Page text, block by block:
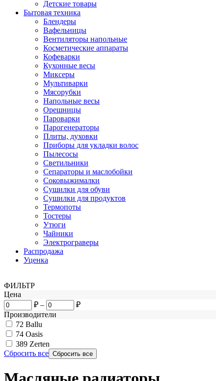
Детские товары
Бытовая техника
Блендеры
Вафельницы
Вентиляторы напольные
Косметические аппараты
Кофеварки
Кухонные весы
Миксеры
Мультиварки
Мясорубки
Напольные весы
Орешницы
Пароварки
Парогенераторы
Плиты, духовки
Приборы для укладки волос
Пылесосы
Светильники
Сепараторы и маслобойки
Соковыжималки
Сушилки для обуви
Сушилки для продуктов
Термопоты
Тостеры
Утюги
Чайники
Электрограверы
Распродажа
Уценка
ФИЛЬТР
Цена
₽ –
₽
Производители
72 Ballu
74 Oasis
389 Zerten
Сбросить все